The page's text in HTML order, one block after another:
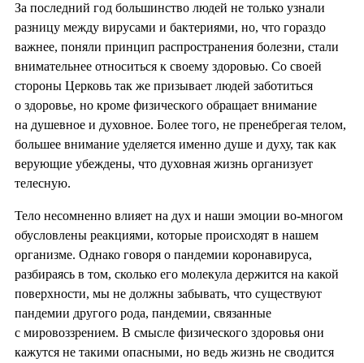
За последний год большинство людей не только узнали
разницу между вирусами и бактериями, но, что гораздо
важнее, поняли принцип распространения болезни, стали
внимательнее относиться к своему здоровью. Со своей
стороны Церковь так же призывает людей заботиться
о здоровье, но кроме физического обращает внимание
на душевное и духовное. Более того, не пренебрегая телом,
большее внимание уделяется именно душе и духу, так как
верующие убеждены, что духовная жизнь организует
телесную.
Тело несомненно влияет на дух и наши эмоции во-многом
обусловлены реакциями, которые происходят в нашем
организме. Однако говоря о пандемии коронавируса,
разбираясь в том, сколько его молекула держится на какой
поверхности, мы не должны забывать, что существуют
пандемии другого рода, пандемии, связанные
с мировоззрением. В смысле физического здоровья они
кажутся не такими опасными, но ведь жизнь не сводится